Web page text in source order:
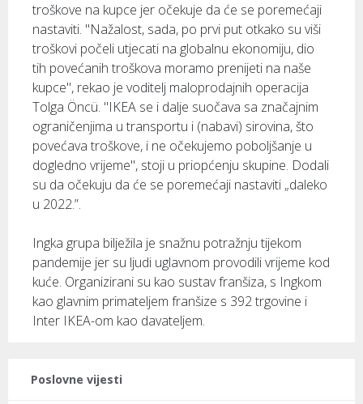
troškove na kupce jer očekuje da će se poremećaji
nastaviti. "Nažalost, sada, po prvi put otkako su viši
troškovi počeli utjecati na globalnu ekonomiju, dio
tih povećanih troškova moramo prenijeti na naše
kupce", rekao je voditelj maloprodajnih operacija
Tolga Öncü. "IKEA se i dalje suočava sa značajnim
ograničenjima u transportu i (nabavi) sirovina, što
povećava troškove, i ne očekujemo poboljšanje u
dogledno vrijeme", stoji u priopćenju skupine. Dodali
su da očekuju da će se poremećaji nastaviti „daleko
u 2022.”.
Ingka grupa bilježila je snažnu potražnju tijekom
pandemije jer su ljudi uglavnom provodili vrijeme kod
kuće. Organizirani su kao sustav franšiza, s Ingkom
kao glavnim primateljem franšize s 392 trgovine i
Inter IKEA-om kao davateljem.
Poslovne vijesti